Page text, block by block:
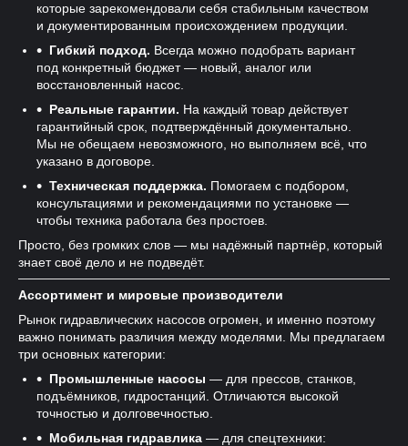
которые зарекомендовали себя стабильным качеством
и документированным происхождением продукции.
Гибкий подход. Всегда можно подобрать вариант
под конкретный бюджет — новый, аналог или
восстановленный насос.
Реальные гарантии. На каждый товар действует
гарантийный срок, подтверждённый документально.
Мы не обещаем невозможного, но выполняем всё, что
указано в договоре.
Техническая поддержка. Помогаем с подбором,
консультациями и рекомендациями по установке —
чтобы техника работала без простоев.
Просто, без громких слов — мы надёжный партнёр, который
знает своё дело и не подведёт.
Ассортимент и мировые производители
Рынок гидравлических насосов огромен, и именно поэтому
важно понимать различия между моделями. Мы предлагаем
три основных категории:
Промышленные насосы — для прессов, станков,
подъёмников, гидростанций. Отличаются высокой
точностью и долговечностью.
Мобильная гидравлика — для спецтехники: